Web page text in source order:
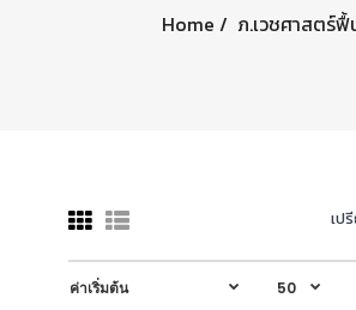
Home ภ.เวชศาสตร์
เป